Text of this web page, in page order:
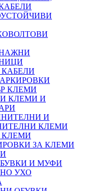
КАБЕЛИ
КЛЕМИ
КЛЕМИ И
И
КЛЕМИ
КЛЕМИ
ЗА КЛЕМИ
И МУФИ
УХО